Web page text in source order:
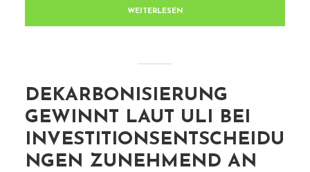
WEITERLESEN
DEKARBONISIERUNG
GEWINNT LAUT ULI BEI
INVESTITIONSENTSCHEIDU
NGEN ZUNEHMEND AN